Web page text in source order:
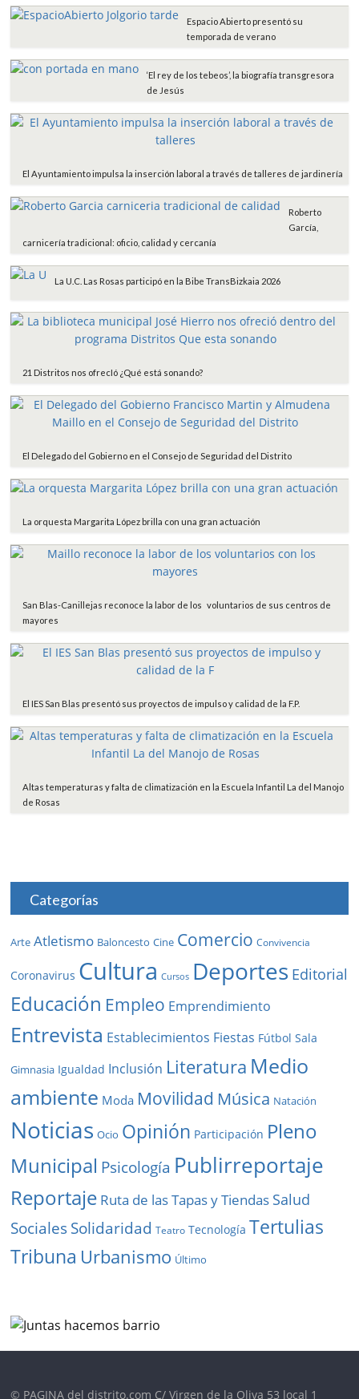
Espacio Abierto presentó su
temporada de verano
‘El rey de los tebeos’, la biografía transgresora
de Jesús
El Ayuntamiento impulsa la inserción laboral a través de talleres de jardinería
Roberto
García,
carnicería tradicional: oficio, calidad y cercanía
La U.C. Las Rosas participó en la Bibe TransBizkaia 2026
21 Distritos nos ofrecIó ¿Qué está sonando?
El Delegado del Gobierno en el Consejo de Seguridad del Distrito
La orquesta Margarita López brilla con una gran actuación
San Blas-Canillejas reconoce la labor de los voluntarios de sus centros de
mayores
El IES San Blas presentó sus proyectos de impulso y calidad de la F.P.
Altas temperaturas y falta de climatización en la Escuela Infantil La del Manojo
de Rosas
Categorías
Arte Atletismo Baloncesto Cine Comercio Convivencia
Coronavirus Cultura Cursos Deportes Editorial
Educación Empleo Emprendimiento
Entrevista Establecimientos Fiestas Fútbol Sala
Gimnasia Igualdad Inclusión Literatura Medio
ambiente Moda Movilidad Música Natación
Noticias Ocio Opinión Participación Pleno
Municipal Psicología Publirreportaje
Reportaje Ruta de las Tapas y Tiendas Salud
SocialesSolidaridad Teatro Tecnología Tertulias
Tribuna Urbanismo Último
© PAGINA del distrito.com C/ Virgen de la Oliva 53 local 1